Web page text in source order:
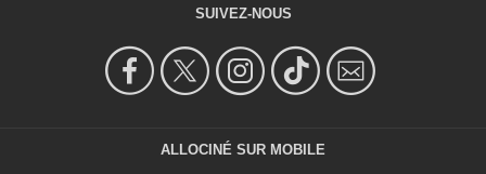
SUIVEZ-NOUS
ALLOCINÉ SUR MOBILE